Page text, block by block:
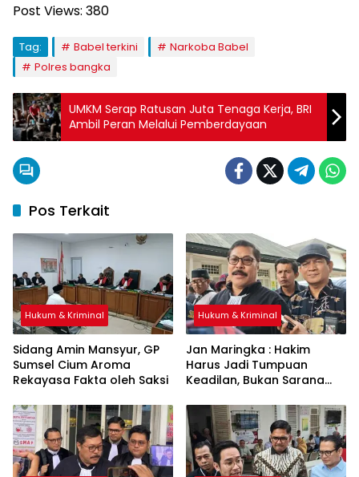
Post Views: 380
Tag: Babel terkini
Narkoba Babel
Polres bangka
UMKM Serap Ratusan Juta Tenaga Kerja, BRI
Ambil Peran Melalui Pemberdayaan
Pos Terkait
Hukum & Kriminal
Sidang Amin Mansyur, GP
Sumsel Cium Aroma
Rekayasa Fakta oleh Saksi
Hukum & Kriminal
Jan Maringka : Hakim
Harus Jadi Tumpuan
Keadilan, Bukan Sarana